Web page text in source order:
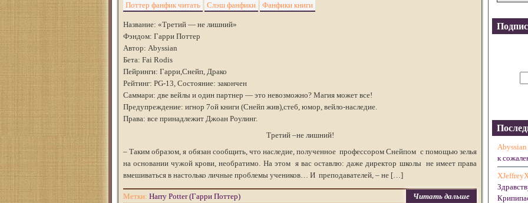
Поттер фанфик читать Слэш фанфики Фанфики книги
Название: «Третий — не лишний»
Фэндом: Гарри Поттер
Автор: Abyssian
Бета: Fai Rodis
Пейринги: Гарри,Снейп, Драко
Рейтинг: PG-13, Состояние: закончен
Саммари: две вейлы и один партнер — это невозможно? Магия может все!
Предупреждение: игнор 7ой книги (Снейп жив),стеб, юмор, вейло-наследие.
Права: все принадлежит Джоан Роулинг.
Третий –не лишний!
– Таким образом, я обязан сообщить, что наследие, полученное профессором Снейпом с помощью зелья
на основании чужой крови, необратимо. На этом я вас оставлю: даже директор школы не имеет права
вмешиваться в настолько личные проблемы учеников… И преподавателей, – не […]
Читать дальше
Метки: Harry Potter (Гарри Поттер)
Abyssian
к